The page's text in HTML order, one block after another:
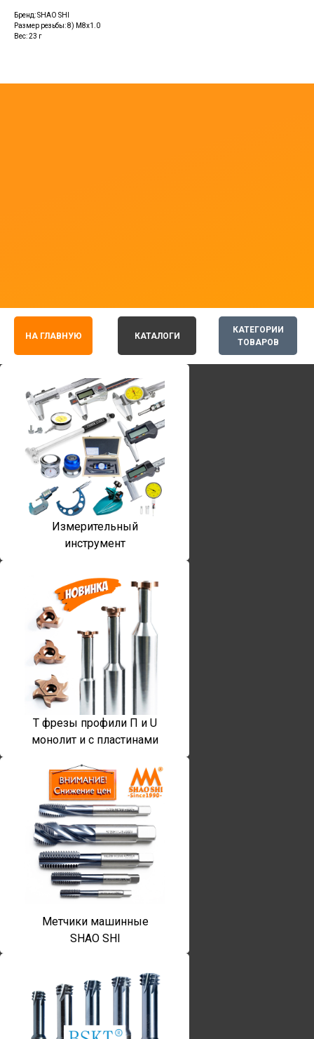
Бренд: SHAO SHI
Размер резьбы: 8) M8х1.0
Вес: 23 г
КАТЕГОРИИ
ТОВАРОВ
НА ГЛАВНУЮ КАТАЛОГИ
Измерительный
инструмент
T фрезы профили П и U
монолит и с пластинами
Метчики машинные
SHAO SHI